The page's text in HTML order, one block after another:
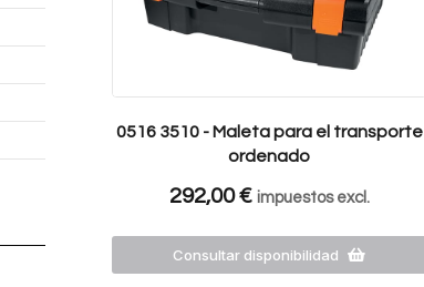
0516 3510 - Maleta para el transporte
ordenado
292,00€ impuestos excl.
Consultar disponibilidad